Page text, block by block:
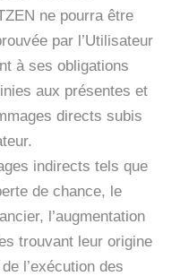
ne pourra être
par l’Utilisateur
à ses obligations
aux présentes et
directs subis
indirects tels que
de chance, le
l’augmentation
trouvant leur origine
l’exécution des